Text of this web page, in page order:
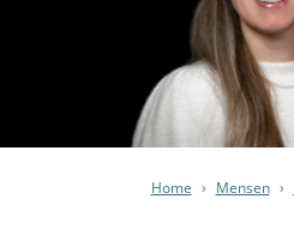
Home › Mensen ›